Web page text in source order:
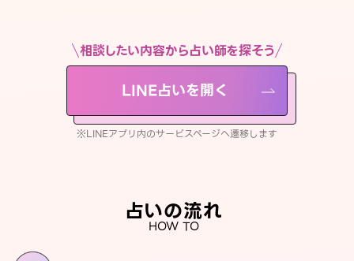
相談したい内容から占い師を探そう
LINE占いを開く
※LINEアプリ内のサービスページへ遷移します
占いの流れ
HOW TO